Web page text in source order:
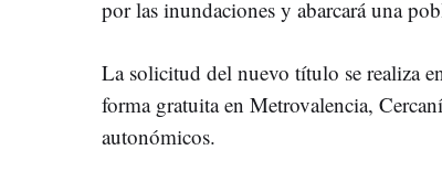
por las inundaciones y abarcará una
La solicitud del nuevo título se realiza
forma gratuita en Metrovalencia,
autonómicos.